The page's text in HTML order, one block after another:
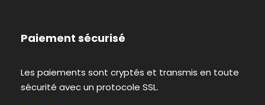
Paiement sécurisé
Les paiements sont cryptés et transmis en toute
sécurité avec un protocole SSL.